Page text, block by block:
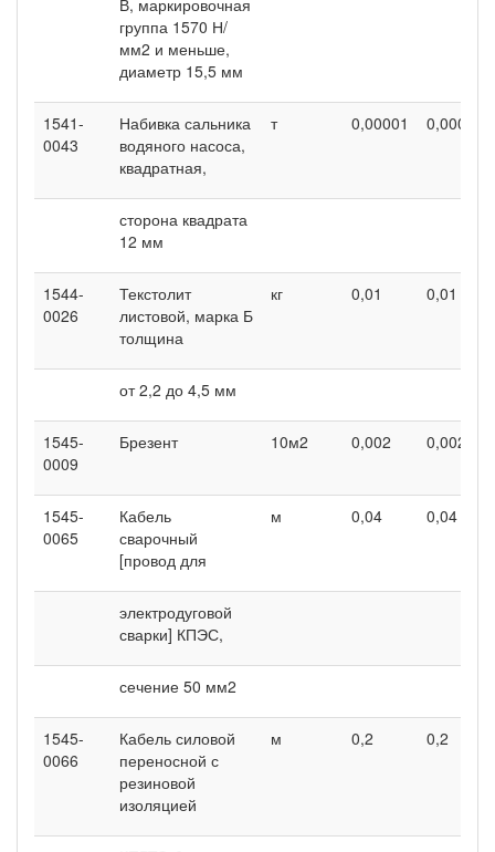
группа 1570 Н/
мм2 и меньше,
диаметр 15,5 мм
1541-
0043
Набивка сальника
водяного насоса,
квадратная,
т 0,00001 0,00001
сторона квадрата
12 мм
1544-
0026
Текстолит
листовой, марка Б
толщина
кг 0,01 0,01
от 2,2 до 4,5 мм
1545-
0009
Брезент 10м2 0,002 0,002
1545-
0065
Кабель
сварочный
[провод для
м 0,04 0,04
электродуговой
сварки] КПЭС,
сечение 50 мм2
1545-
0066
Кабель силовой
переносной с
резиновой
изоляцией
м 0,2 0,2